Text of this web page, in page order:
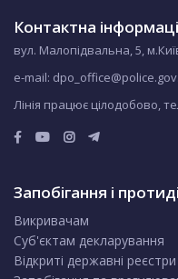
Контактна
вул. Малопідвальна, 5,
e-mail:
Лінія працює цілодобово,
Запобігання і
Викривачам
Суб'єктам декларування
Відкриті державні реєстри